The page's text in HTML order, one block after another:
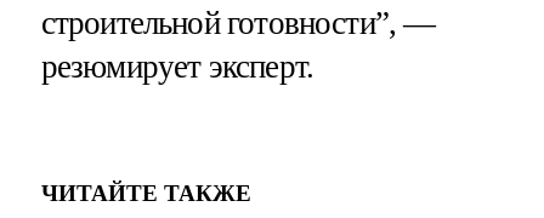
строительной готовности”, —
резюмирует эксперт.
ЧИТАЙТЕ ТАКЖЕ